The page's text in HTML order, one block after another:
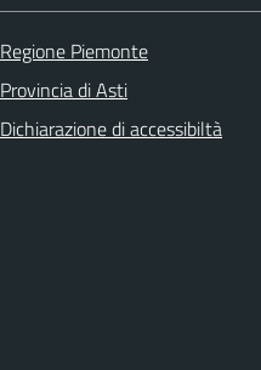
Regione Piemonte
Provincia di Asti
Dichiarazione di accessibiltà